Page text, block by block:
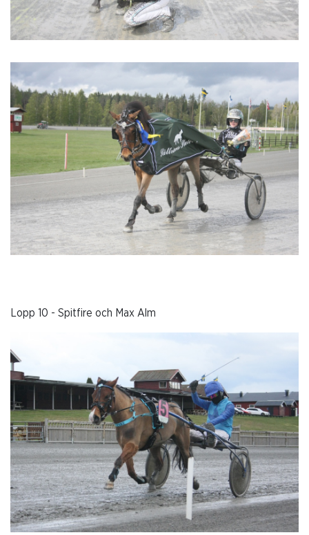
Lopp 10 - Spitfire och Max Alm